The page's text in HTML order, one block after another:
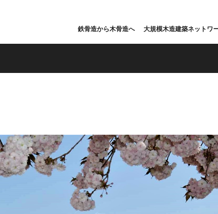
鉄骨造から木骨造へ 大規模木造建築ネットワ